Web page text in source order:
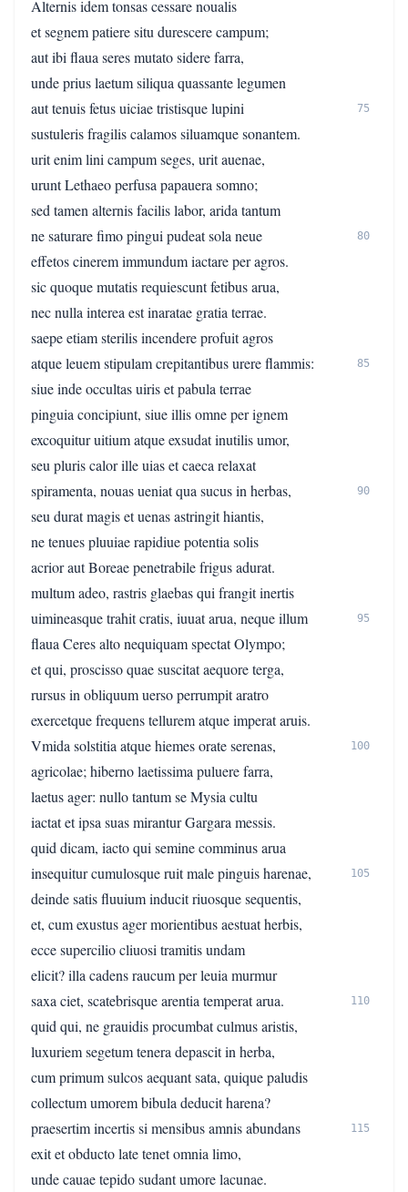
Alternis idem tonsas cessare noualis
et segnem patiere situ durescere campum;
aut ibi flaua seres mutato sidere farra,
unde prius laetum siliqua quassante legumen
aut tenuis fetus uiciae tristisque lupini
75
sustuleris fragilis calamos siluamque sonantem.
urit enim lini campum seges, urit auenae,
urunt Lethaeo perfusa papauera somno;
sed tamen alternis facilis labor, arida tantum
ne saturare fimo pingui pudeat sola neue
80
effetos cinerem immundum iactare per agros.
sic quoque mutatis requiescunt fetibus arua,
nec nulla interea est inaratae gratia terrae.
saepe etiam sterilis incendere profuit agros
atque leuem stipulam crepitantibus urere flammis:
85
siue inde occultas uiris et pabula terrae
pinguia concipiunt, siue illis omne per ignem
excoquitur uitium atque exsudat inutilis umor,
seu pluris calor ille uias et caeca relaxat
spiramenta, nouas ueniat qua sucus in herbas,
90
seu durat magis et uenas astringit hiantis,
ne tenues pluuiae rapidiue potentia solis
acrior aut Boreae penetrabile frigus adurat.
multum adeo, rastris glaebas qui frangit inertis
uimineasque trahit cratis, iuuat arua, neque illum
95
flaua Ceres alto nequiquam spectat Olympo;
et qui, proscisso quae suscitat aequore terga,
rursus in obliquum uerso perrumpit aratro
exercetque frequens tellurem atque imperat aruis.
Vmida solstitia atque hiemes orate serenas,
100
agricolae; hiberno laetissima puluere farra,
laetus ager: nullo tantum se Mysia cultu
iactat et ipsa suas mirantur Gargara messis.
quid dicam, iacto qui semine comminus arua
insequitur cumulosque ruit male pinguis harenae,
105
deinde satis fluuium inducit riuosque sequentis,
et, cum exustus ager morientibus aestuat herbis,
ecce supercilio cliuosi tramitis undam
elicit? illa cadens raucum per leuia murmur
saxa ciet, scatebrisque arentia temperat arua.
110
quid qui, ne grauidis procumbat culmus aristis,
luxuriem segetum tenera depascit in herba,
cum primum sulcos aequant sata, quique paludis
collectum umorem bibula deducit harena?
praesertim incertis si mensibus amnis abundans
115
exit et obducto late tenet omnia limo,
unde cauae tepido sudant umore lacunae.